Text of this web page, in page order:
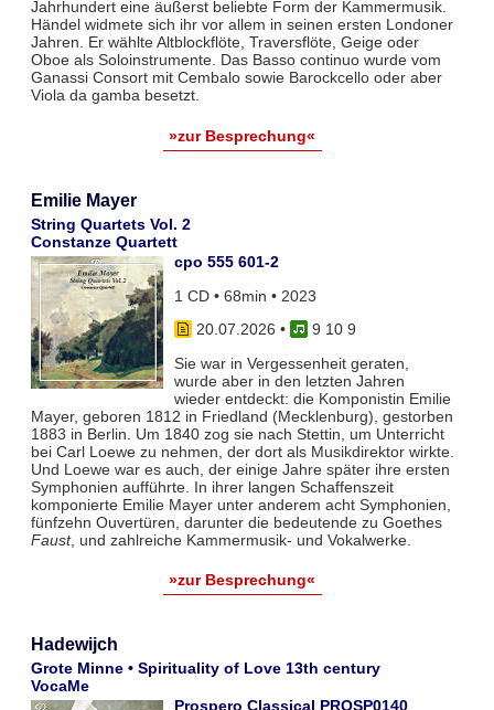
Jahrhundert eine äußerst beliebte Form der Kammermusik.
Händel widmete sich ihr vor allem in seinen ersten Londoner
Jahren. Er wählte Altblockflöte, Traversflöte, Geige oder
Oboe als Soloinstrumente. Das Basso continuo wurde vom
Ganassi Consort mit Cembalo sowie Barockcello oder aber
Viola da gamba besetzt.
»zur Besprechung«
Emilie Mayer
String Quartets Vol. 2
Constanze Quartett
cpo 555 601-2
1 CD • 68min • 2023
20.07.2026 •
9 10 9
Sie war in Vergessenheit geraten,
wurde aber in den letzten Jahren
wieder entdeckt: die Komponistin Emilie
Mayer, geboren 1812 in Friedland (Mecklenburg), gestorben
1883 in Berlin. Um 1840 zog sie nach Stettin, um Unterricht
bei Carl Loewe zu nehmen, der dort als Musikdirektor wirkte.
Und Loewe war es auch, der einige Jahre später ihre ersten
Symphonien aufführte. In ihrer langen Schaffenszeit
komponierte Emilie Mayer unter anderem acht Symphonien,
fünfzehn Ouvertüren, darunter die bedeutende zu Goethes
Faust, und zahlreiche Kammermusik- und Vokalwerke.
»zur Besprechung«
Hadewijch
Grote Minne • Spirituality of Love 13th century
VocaMe
Prospero Classical PROSP0140